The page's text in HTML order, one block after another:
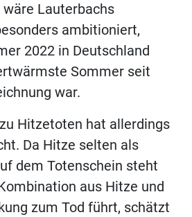
Lauterbachs
ambitioniert,
2022 in Deutschland
Sommer seit
war.
Hitzetoten hat allerdings
Da Hitze selten als
dem Totenschein steht
aus Hitze und
zum Tod führt, schätzt